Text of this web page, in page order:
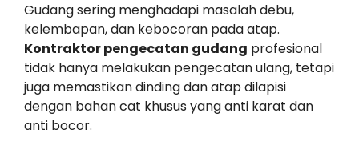
Gudang sering menghadapi masalah debu,
kelembapan, dan kebocoran pada atap.
Kontraktor pengecatan gudang profesional
tidak hanya melakukan pengecatan ulang, tetapi
juga memastikan dinding dan atap dilapisi
dengan bahan cat khusus yang anti karat dan
anti bocor.